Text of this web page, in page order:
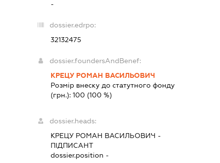
-
dossier.edrpo:
32132475
dossier.foundersAndBenef:
КРЕЦУ РОМАН ВАСИЛЬОВИЧ
Розмір внеску до статутного фонду
(грн.):100 (100 %)
dossier.heads:
КРЕЦУ РОМАН ВАСИЛЬОВИЧ -
ПІДПИСАНТ
dossier.position -